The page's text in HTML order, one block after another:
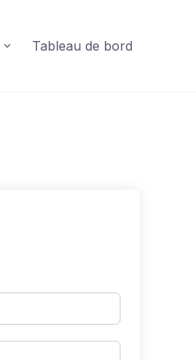
Tableau de bord